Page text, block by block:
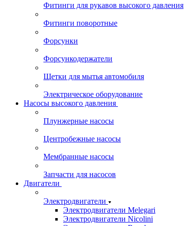
Фитинги для рукавов высокого давления
Фитинги поворотные
Форсунки
Форсункодержатели
Щетки для мытья автомобиля
Электрическое оборудование
Насосы высокого давления
Плунжерные насосы
Центробежные насосы
Мембранные насосы
Запчасти для насосов
Двигатели
Электродвигатели
Электродвигатели Melegari
Электродвигатели Nicolini